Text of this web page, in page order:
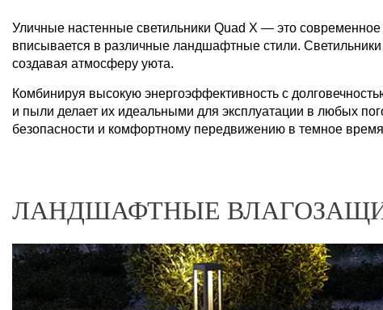
Уличные настенные светильники Quad X — это
вписывается в различные ландшафтные стили.
создавая атмосферу уюта.
Комбинируя высокую энергоэффективность с
и пыли делает их идеальными для эксплуатации в любых
безопасности и комфортному передвижению в темное
ЛАНДШАФТНЫЕ